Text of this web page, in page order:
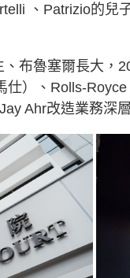
、Patrizio的兒
布魯塞爾長大，
）、Rolls-
Ahr改造業務深